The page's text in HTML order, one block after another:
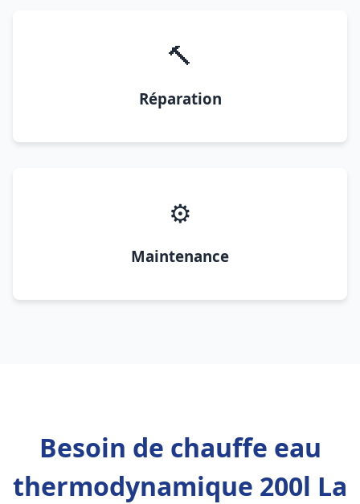
🔨
Réparation
⚙️
Maintenance
Besoin de chauffe eau
thermodynamique 200l La